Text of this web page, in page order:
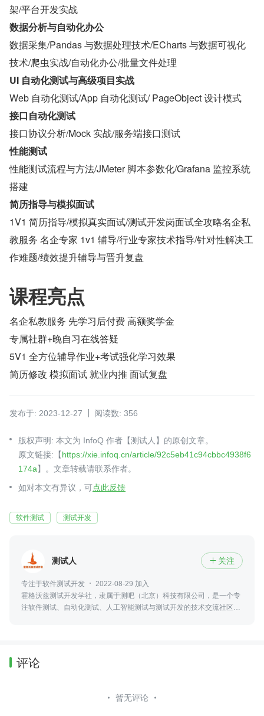
架/平台开发实战
数据分析与自动化办公
数据采集/Pandas 与数据处理技术/ECharts 与数据可视化
技术/爬虫实战/自动化办公/批量文件处理
UI 自动化测试与高级项目实战
Web 自动化测试/App 自动化测试/ PageObject 设计模式
接口自动化测试
接口协议分析/Mock 实战/服务端接口测试
性能测试
性能测试流程与方法/JMeter 脚本参数化/Grafana 监控系统
搭建
简历指导与模拟面试
1V1 简历指导/模拟真实面试/测试开发岗面试全攻略名企私
教服务 名企专家 1v1 辅导/行业专家技术指导/针对性解决工
作难题/绩效提升辅导与晋升复盘
课程亮点
名企私教服务 先学习后付费 高额奖学金
专属社群+晚自习在线答疑
5V1 全方位辅导作业+考试强化学习效果
简历修改 模拟面试 就业内推 面试复盘
发布于: 2023-12-27 阅读数: 356
版权声明: 本文为 InfoQ 作者【测试人】的原创文章。
原文链接:【https://xie.infoq.cn/article/92c5eb41c94cbbc4938f6
174a】。文章转载请联系作者。
如对本文有异议，可点此反馈
软件测试 测试开发
测试人  关注
专注于软件测试开发
2022-08-29 加入
霍格沃兹测试开发学社，隶属于测吧（北京）科技有限公司，是一个专
注软件测试、自动化测试、人工智能测试与测试开发的技术交流社区，
评论
暂无评论